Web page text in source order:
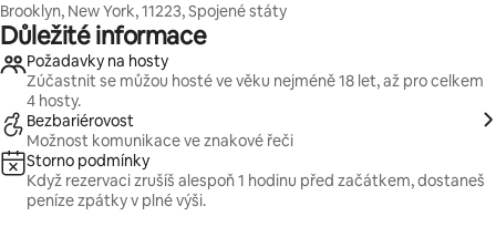
Brooklyn, New York, 11223, Spojené státy
Důležité informace
Požadavky na hosty
Zúčastnit se můžou hosté ve věku nejméně 18 let, až pro celkem
4 hosty.
Bezbariérovost
Možnost komunikace ve znakové řeči
Storno podmínky
Když rezervaci zrušíš alespoň 1 hodinu před začátkem, dostaneš
peníze zpátky v plné výši.